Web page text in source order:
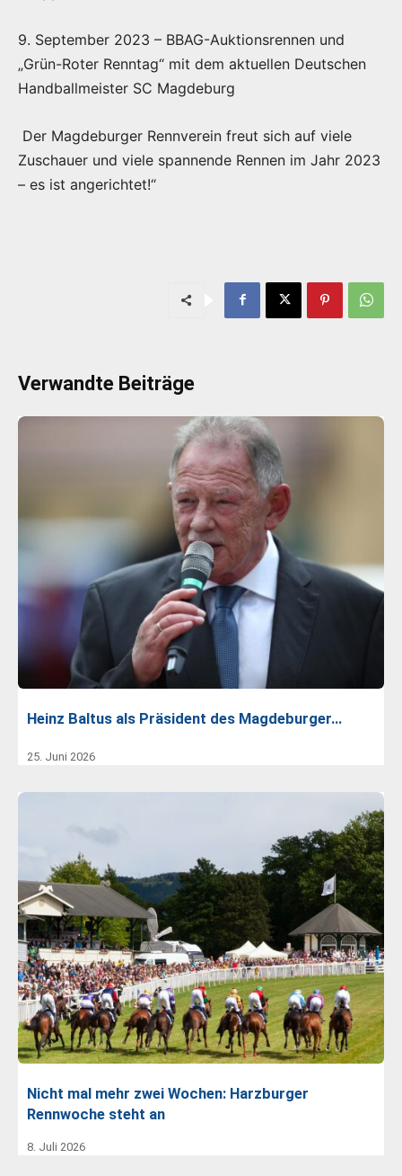
9. September 2023 – BBAG-Auktionsrennen und
„Grün-Roter Renntag“ mit dem aktuellen Deutschen
Handballmeister SC Magdeburg
Der Magdeburger Rennverein freut sich auf viele
Zuschauer und viele spannende Rennen im Jahr 2023
– es ist angerichtet!“
Verwandte Beiträge
Heinz Baltus als Präsident des Magdeburger…
25. Juni 2026
Nicht mal mehr zwei Wochen: Harzburger
Rennwoche steht an
8. Juli 2026